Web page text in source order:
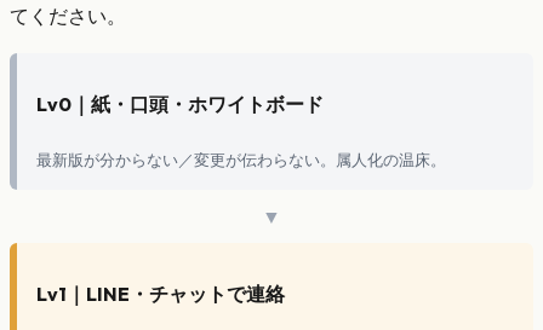
てください。
Lv0｜紙・口頭・ホワイトボード
最新版が分からない／変更が伝わらない。属人化の温床。
▼
Lv1｜LINE・チャットで連絡